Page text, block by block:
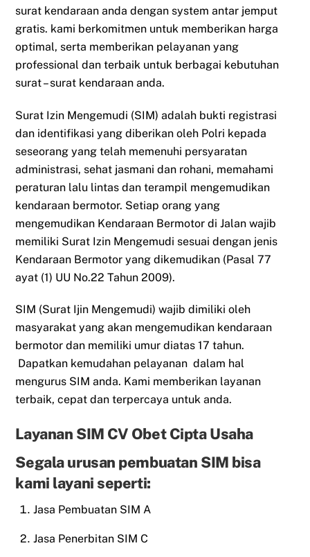
surat kendaraan anda dengan system antar jemput
gratis. kami berkomitmen untuk memberikan harga
optimal, serta memberikan pelayanan yang
professional dan terbaik untuk berbagai kebutuhan
surat – surat kendaraan anda.
Surat Izin Mengemudi (SIM) adalah bukti registrasi
dan identifikasi yang diberikan oleh Polri kepada
seseorang yang telah memenuhi persyaratan
administrasi, sehat jasmani dan rohani, memahami
peraturan lalu lintas dan terampil mengemudikan
kendaraan bermotor. Setiap orang yang
mengemudikan Kendaraan Bermotor di Jalan wajib
memiliki Surat Izin Mengemudi sesuai dengan jenis
Kendaraan Bermotor yang dikemudikan (Pasal 77
ayat (1) UU No.22 Tahun 2009).
SIM (Surat Ijin Mengemudi) wajib dimiliki oleh
masyarakat yang akan mengemudikan kendaraan
bermotor dan memiliki umur diatas 17 tahun.
Dapatkan kemudahan pelayanan dalam hal
mengurus SIM anda. Kami memberikan layanan
terbaik, cepat dan terpercaya untuk anda.
Layanan SIM CV Obet Cipta Usaha
Segala urusan pembuatan SIM bisa
kami layani seperti:
Jasa Pembuatan SIM A
Jasa Penerbitan SIM C